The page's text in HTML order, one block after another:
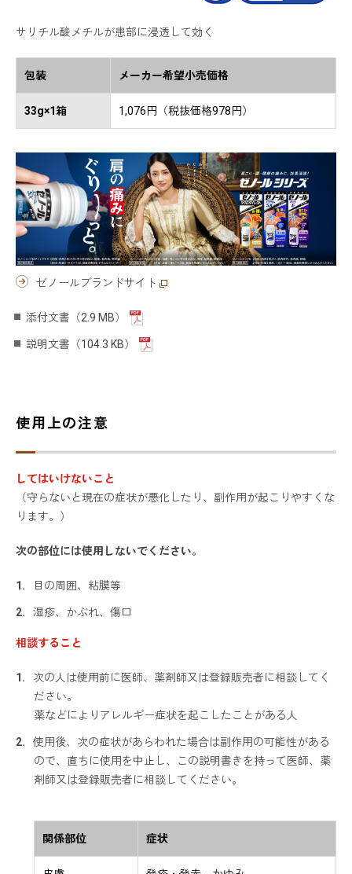
サリチル酸メチルが患部に浸透して効く
包装 メーカー希望小売価格
33g×1箱 1,076円（税抜価格978円）
ゼノールブランドサイト
添付文書（2.9 MB）
説明文書（104.3 KB）
使用上の注意
してはいけないこと
（守らないと現在の症状が悪化したり、副作用が起こりやすくな
ります。）
次の部位には使用しないでください。
目の周囲、粘膜等
湿疹、かぶれ、傷口
相談すること
次の人は使用前に医師、薬剤師又は登録販売者に相談してく
ださい。
薬などによりアレルギー症状を起こしたことがある人
使用後、次の症状があらわれた場合は副作用の可能性がある
ので、直ちに使用を中止し、この説明書きを持って医師、薬
剤師又は登録販売者に相談してください。
関係部位 症状